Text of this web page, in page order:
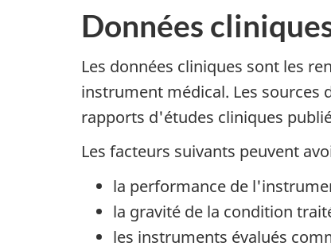
Données
Les données cliniques sont les
instrument médical. Les sources
rapports d'études cliniques
Les facteurs suivants peuvent
la performance de
la gravité de la condition
les instruments évalués